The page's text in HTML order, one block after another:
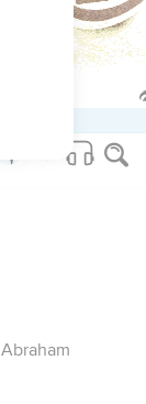
était